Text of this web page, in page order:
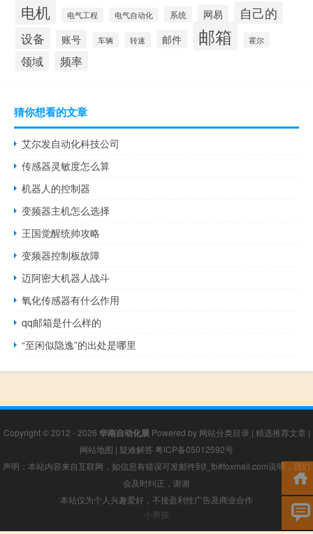
电机 电气工程 电气自动化 系统 网易 自己的
设备 账号 车辆 转速 邮件 邮箱 霍尔
领域 频率
猜你想看的文章
艾尔发自动化科技公司
传感器灵敏度怎么算
机器人的控制器
变频器主机怎么选择
王国觉醒统帅攻略
变频器控制板故障
迈阿密大机器人战斗
氧化传感器有什么作用
qq邮箱是什么样的
“至闲似隐逸”的出处是哪里
Copyright © 2012 - 2026 华南自动化展Powered by 网站分类目录 | 精选推荐文章 |
网站地图 | 疑难解答 粤ICP备05012592号
声明：本站内容来自互联网，如信息有错误可发邮件到f_fb#foxmail.com说明，我们
会及时纠正，谢谢
本站仅为个人兴趣爱好，不接盈利性广告及商业合作
小男孩